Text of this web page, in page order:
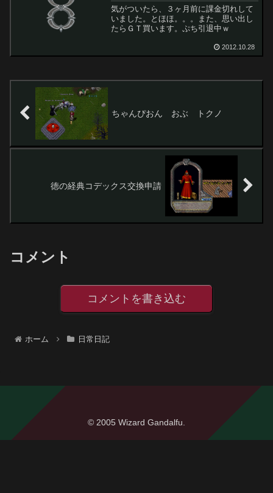
気がついたら、３ヶ月前に課金切れして
いました。とほほ。。。また、思い出し
たらＧＴ買います。ぷち引退中ｗ
2012.10.28
ちゃんぴおん おぶ トクノ
徳の経典コデックス交換申請
コメント
コメントを書き込む
ホーム 日常日記
© 2005 Wizard Gandalfu.